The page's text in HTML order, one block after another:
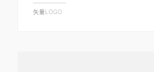
矢量LOGO